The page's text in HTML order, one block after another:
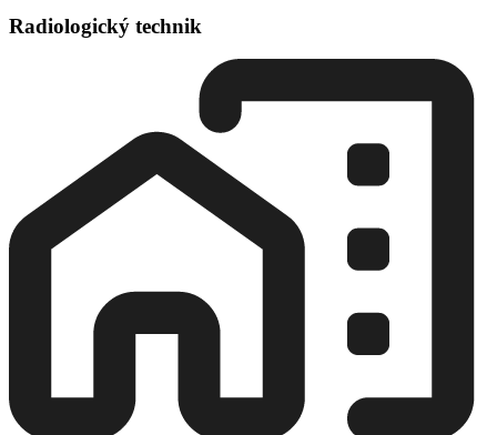
Radiologický technik